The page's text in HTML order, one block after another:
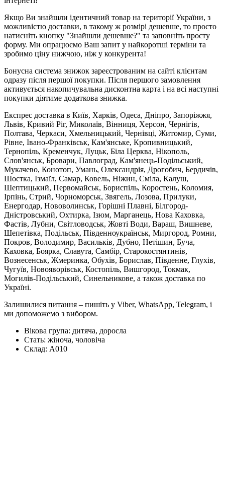
Якщо Ви знайшли ідентичний товар на території України, з
можливістю доставки, в такому ж розмірі дешевше, то просто
натисніть кнопку "Знайшли дешевше?" та заповніть просту
форму. Ми опрацюємо Ваш запит у найкоротші терміни та
зробимо ціну нижчою, ніж у конкурента!
Бонусна система знижок зареєстрованим на сайті клієнтам
одразу після першої покупки. Після першого замовлення
активується накопичувальна дисконтна карта і на всі наступні
покупки діятиме додаткова знижка.
Експрес доставка в Київ, Харків, Одеса, Дніпро, Запоріжжя,
Львів, Кривий Ріг, Миколаїв, Вінниця, Херсон, Чернігів,
Полтава, Черкаси, Хмельницький, Чернівці, Житомир, Суми,
Рівне, Івано-Франківськ, Кам'янське, Кропивницький,
Тернопіль, Кременчук, Луцьк, Біла Церква, Нікополь,
Слов'янськ, Бровари, Павлоград, Кам'янець-Подільський,
Мукачево, Конотоп, Умань, Олександрія, Дрогобич, Бердичів,
Шостка, Ізмаїл, Самар, Ковель, Ніжин, Сміла, Калуш,
Шептицький, Первомайськ, Бориспіль, Коростень, Коломия,
Ірпінь, Стрий, Чорноморськ, Звягель, Лозова, Прилуки,
Енергодар, Нововолинськ, Горішні Плавні, Білгород-
Дністровський, Охтирка, Ізюм, Марганець, Нова Каховка,
Фастів, Лубни, Світловодськ, Жовті Води, Вараш, Вишневе,
Шепетівка, Подільськ, Південноукраїнськ, Миргород, Ромни,
Покров, Володимир, Васильків, Дубно, Нетішин, Буча,
Каховка, Боярка, Славута, Самбір, Старокостянтинів,
Вознесенськ, Жмеринка, Обухів, Борислав, Південне, Глухів,
Чугуїв, Новояворівськ, Костопіль, Вишгород, Токмак,
Могилів-Подільський, Синельникове, а також доставка по
Україні.
Залишилися питання – пишіть у Viber, WhatsApp, Telegram, і
ми допоможемо з вибором.
Вікова група: дитяча, доросла
Стать: жіноча, чоловіча
Склад: А010